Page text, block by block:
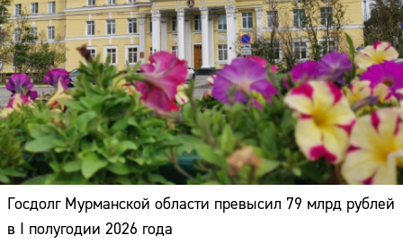
Госдолг Мурманской области превысил 79 млрд рублей
в I полугодии 2026 года